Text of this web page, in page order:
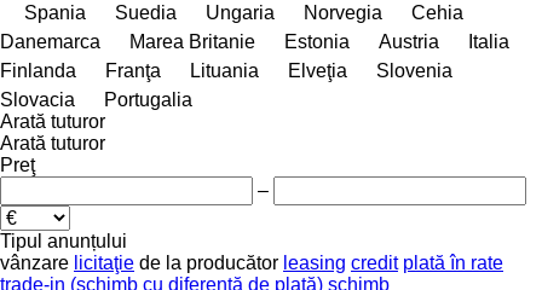
Spania
Suedia Ungaria Norvegia
Cehia
Danemarca
Marea Britanie Estonia Austria
Italia
Finlanda
Franţa Lituania Elveţia
Slovenia
Slovacia
Portugalia
Arată tuturor
Arată tuturor
Preţ
–
Tipul anunțului
vânzare licitaţie de la producător leasing credit plată în rate
trade-in (schimb cu diferență de plată) schimb